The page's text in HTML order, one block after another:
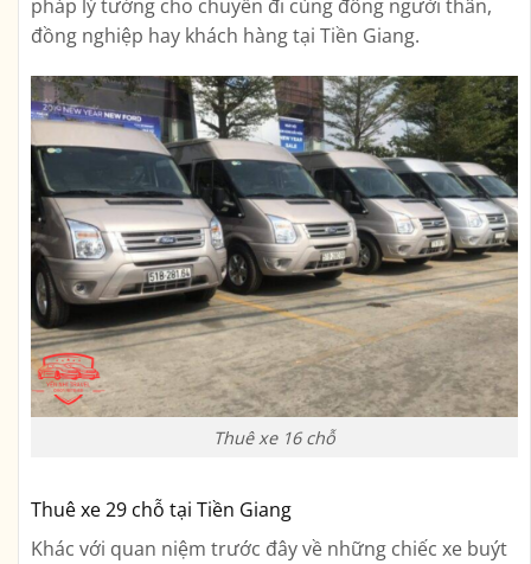
pháp lý tưởng cho chuyến đi cùng đông người thân,
đồng nghiệp hay khách hàng tại Tiền Giang.
Thuê xe 16 chỗ
Thuê xe 29 chỗ tại Tiền Giang
Khác với quan niệm trước đây về những chiếc xe buýt